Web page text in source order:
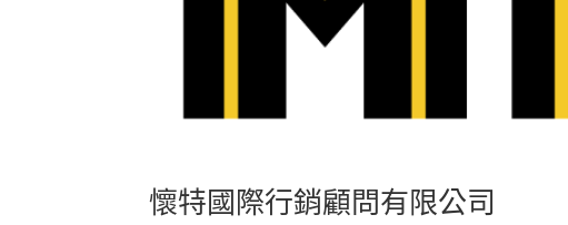
懷特國際行銷顧問有限公司